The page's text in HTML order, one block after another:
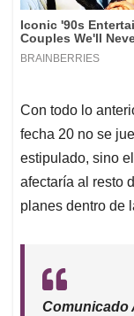
Con todo lo
fecha 20 no se
estipulado, sino
afectaría al resto
planes dentro de
Comunicado